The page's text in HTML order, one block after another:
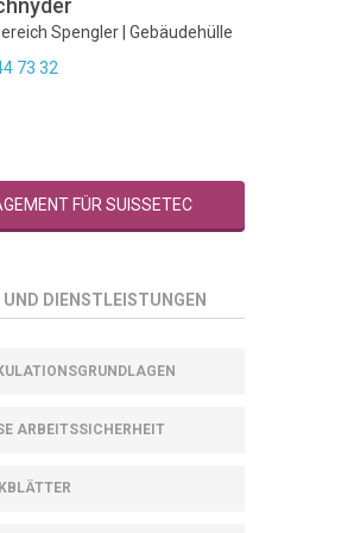
Spengler | Gebäudehülle
73 32
FÜR SUISSETEC
UND DIENSTLEISTUNGEN
ARBEITSSICHERHEIT